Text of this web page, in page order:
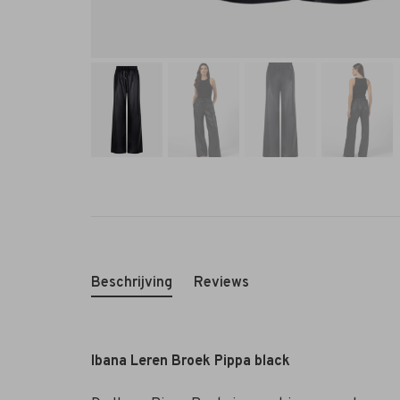
Beschrijving Reviews
Ibana Leren Broek Pippa black